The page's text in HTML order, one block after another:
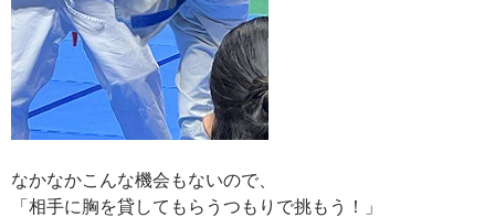
なかなかこんな機会もないので、
「相手に胸を貸してもらうつもりで挑もう！」